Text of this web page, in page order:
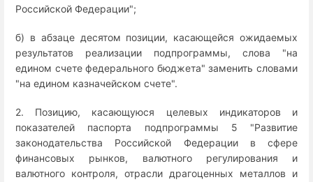
Российской Федерации";
б) в абзаце десятом позиции, касающейся ожидаемых
результатов реализации подпрограммы, слова "на
едином счете федерального бюджета" заменить словами
"на едином казначейском счете".
2. Позицию, касающуюся целевых индикаторов и
показателей паспорта подпрограммы 5 "Развитие
законодательства Российской Федерации в сфере
финансовых рынков, валютного регулирования и
валютного контроля, отрасли драгоценных металлов и